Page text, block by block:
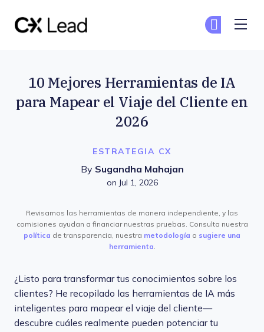
ESTRATEGIA CX
10 Mejores Herramientas de IA
para Mapear el Viaje del Cliente en
2026
By Sugandha Mahajan
on Jul 1, 2026
Revisamos las herramientas de manera independiente, y las
comisiones ayudan a financiar nuestras pruebas. Consulta nuestra
política de transparencia, nuestra metodología o sugiere una
herramienta.
¿Listo para transformar tus conocimientos sobre los
clientes? He recopilado las herramientas de IA más
inteligentes para mapear el viaje del cliente—
descubre cuáles realmente pueden potenciar tu